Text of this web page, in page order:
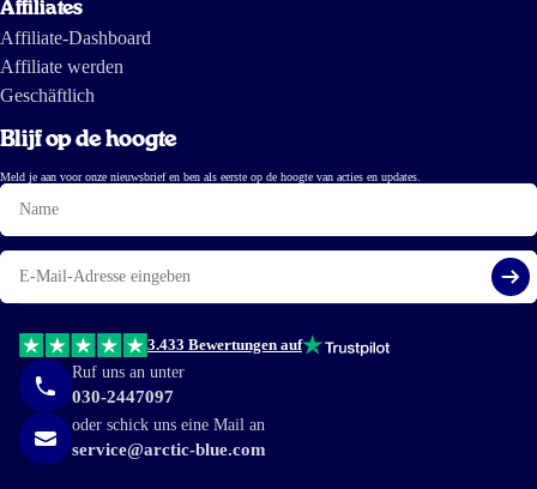
Affiliates
Affiliate-Dashboard
Affiliate werden
Geschäftlich
Blijf op de hoogte
Meld je aan voor onze nieuwsbrief en ben als eerste op de hoogte van acties en updates.
Name
E-
Mail
3.433 Bewertungen auf
Ruf uns an unter
030-2447097
oder schick uns eine Mail an
service@arctic-blue.com